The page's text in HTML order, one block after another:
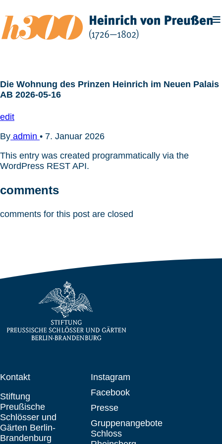
Inhalt
springen
Die Wohnung des Prinzen Heinrich im Neuen Palais
AB 2026-05-16
edit
By admin • 7. Januar 2026
This entry was created programmatically via the
WordPress REST API.
comments
comments for this post are closed
Kontakt
Stiftung
Preußische
Schlösser und
Gärten Berlin-
Brandenburg
Instagram
Facebook
Presse
Gruppenangebote
Schloss